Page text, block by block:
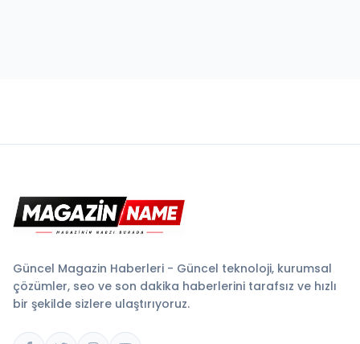
Güncel Magazin Haberleri - Güncel teknoloji, kurumsal
çözümler, seo ve son dakika haberlerini tarafsız ve hızlı
bir şekilde sizlere ulaştırıyoruz.